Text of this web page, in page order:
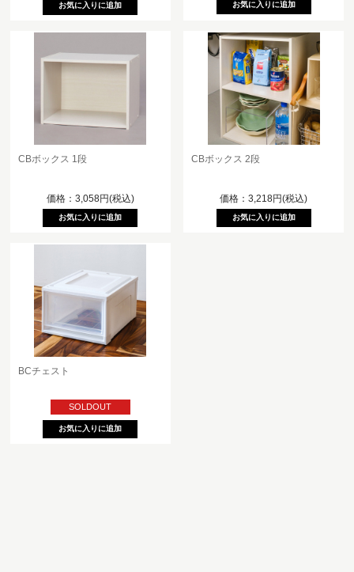
CBボックス 1段
価格：3,058円(税込)
CBボックス 2段
価格：3,218円(税込)
BCチェスト
SOLDOUT